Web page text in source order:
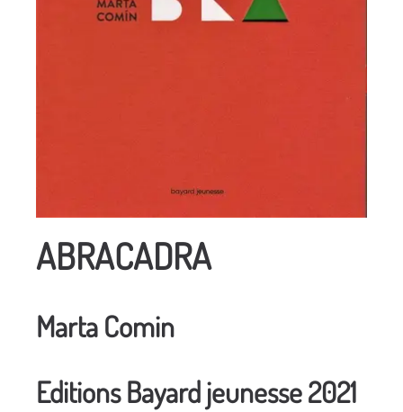
ABRACADRA
Marta Comin
Editions Bayard jeunesse 2021